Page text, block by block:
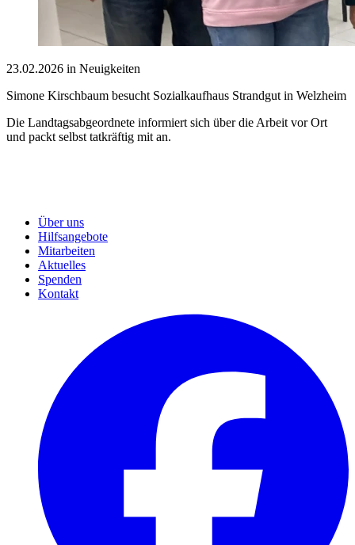
23.02.2026 in Neuigkeiten
Simone Kirschbaum besucht Sozialkaufhaus Strandgut in Welzheim
Die Landtagsabgeordnete informiert sich über die Arbeit vor Ort
und packt selbst tatkräftig mit an.
Über uns
Hilfsangebote
Mitarbeiten
Aktuelles
Spenden
Kontakt